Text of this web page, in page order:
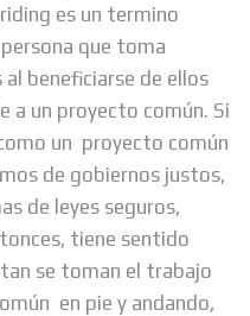
es un termino
que toma
beneficiarse de ellos
a un proyecto común. Si
un proyecto común
de gobiernos justos,
de leyes seguros,
tiene sentido
se toman el trabajo
en pie y andando,